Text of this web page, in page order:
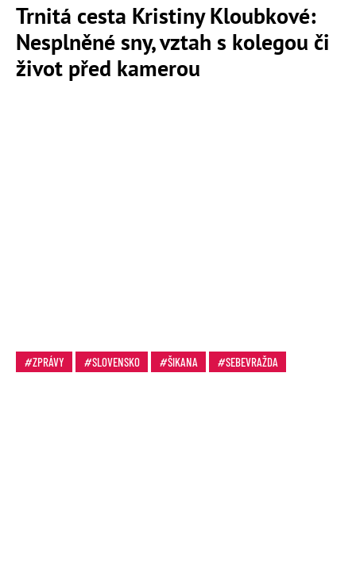
Trnitá cesta Kristiny Kloubkové:
Nesplněné sny, vztah s kolegou či
život před kamerou
ZPRÁVY SLOVENSKO ŠIKANA SEBEVRAŽDA